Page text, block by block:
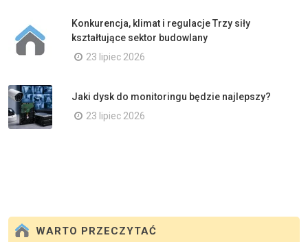
Konkurencja, klimat i regulacje Trzy siły
kształtujące sektor budowlany
23 lipiec 2026
Jaki dysk do monitoringu będzie najlepszy?
23 lipiec 2026
WARTO PRZECZYTAĆ